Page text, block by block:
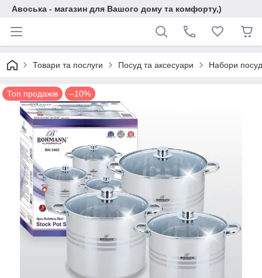
Авоська - магазин для Вашого дому та комфорту,)
Товари та послуги Посуд та аксесуари Набори
Топ продажів –10%